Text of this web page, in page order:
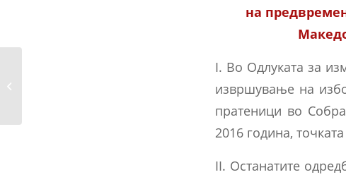
на
I. Во Одлуката за
извршување на
пратеници во
2016 година,
II. Останатите